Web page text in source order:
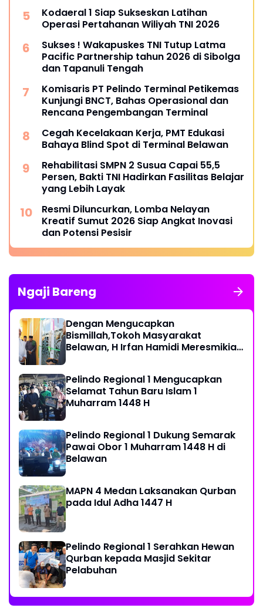
Kodaeral 1 Siap Sukseskan Latihan
Operasi Pertahanan Wiliyah TNI 2026‎
Sukses ! Wakapuskes TNI Tutup Latma
Pacific Partnership tahun 2026 di Sibolga
dan Tapanuli Tengah
Komisaris PT Pelindo Terminal Petikemas
Kunjungi BNCT, Bahas Operasional dan
Rencana Pengembangan Terminal
Cegah Kecelakaan Kerja, PMT Edukasi
Bahaya Blind Spot di Terminal Belawan
Rehabilitasi SMPN 2 Susua Capai 55,5
Persen, Bakti TNI Hadirkan Fasilitas Belajar
yang Lebih Layak
Resmi Diluncurkan, Lomba Nelayan
Kreatif Sumut 2026 Siap Angkat Inovasi
dan Potensi Pesisir
Ngaji Bareng
Dengan Mengucapkan
Bismillah,Tokoh Masyarakat
Belawan, H Irfan Hamidi Meresmikian
Pelindo Regional 1 Mengucapkan
Selamat Tahun Baru Islam 1
Muharram 1448 H
Pelindo Regional 1 Dukung Semarak
Pawai Obor 1 Muharram 1448 H di
Belawan
MAPN 4 Medan Laksanakan Qurban
pada Idul Adha 1447 H
Pelindo Regional 1 Serahkan Hewan
Qurban kepada Masjid Sekitar
Pelabuhan